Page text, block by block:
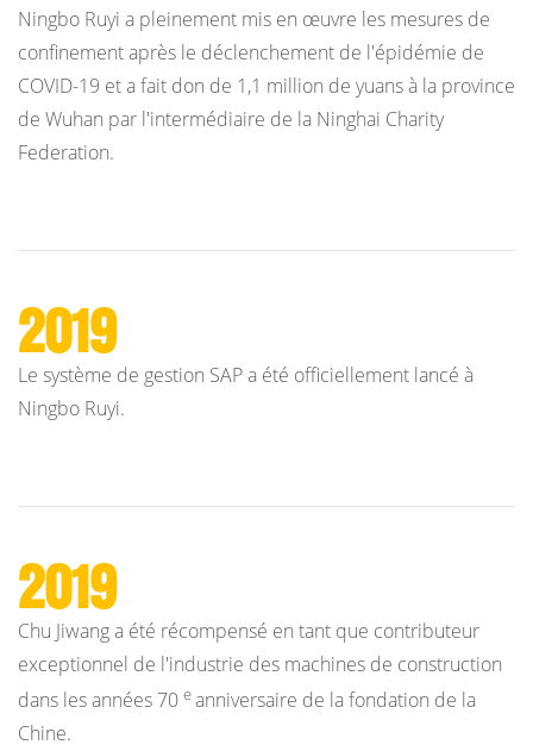
Ningbo Ruyi a pleinement mis en œuvre les mesures de
confinement après le déclenchement de l'épidémie de
COVID-19 et a fait don de 1,1 million de yuans à la province
de Wuhan par l'intermédiaire de la Ninghai Charity
Federation.
2019
Le système de gestion SAP a été officiellement lancé à
Ningbo Ruyi.
2019
Chu Jiwang a été récompensé en tant que contributeur
exceptionnel de l'industrie des machines de construction
dans les années 70 eanniversaire de la fondation de la
Chine.